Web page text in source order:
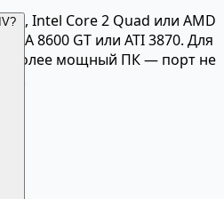
Intel Core 2 Quad или AMD
8600 GT или ATI 3870. Для
более мощный ПК — порт не